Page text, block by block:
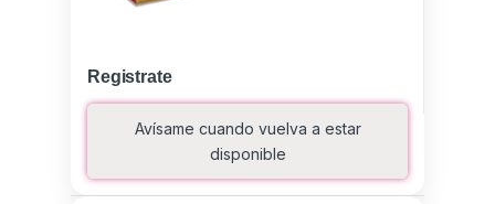
Registrate
Avísame cuando vuelva a estar
disponible